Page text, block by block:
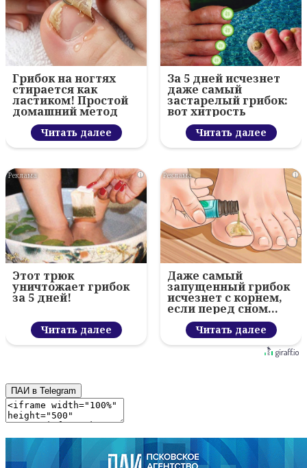
Грибок на ногтях
стирается как
ластиком! Простой
домашний метод
Читать далее
За 5 дней исчезнет
даже самый
застарелый грибок:
вот хитрость
Читать далее
i
Этот трюк
уничтожает грибок
за 5 дней!
Читать далее
i
Даже самый
запущенный грибок
исчезнет с корнем,
если перед сном…
Читать далее
ПАИ в Telegram